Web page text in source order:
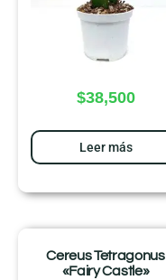
$38,500
Leer más
Cereus Tetragonus
«Fairy Castle»